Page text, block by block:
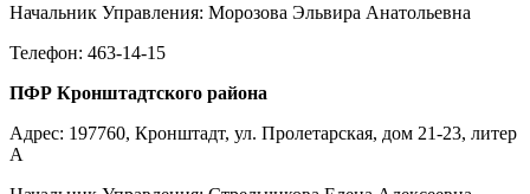
Начальник Управления: Морозова Эльвира Анатольевна
Телефон: 463-14-15
ПФР Кронштадтского района
Адрес: 197760, Кронштадт, ул. Пролетарская, дом 21-23, литер
А